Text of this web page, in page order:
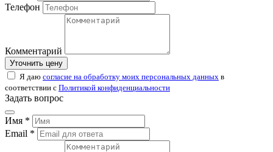
Телефон
Комментарий
Уточнить цену
Я даю согласие на обработку моих персональных данных в
соответствии с Политикой конфиденциальности
Задать вопрос
Имя *
Email *